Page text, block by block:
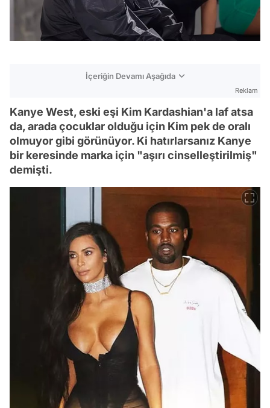
İçeriğin Devamı Aşağıda
Reklam
Kanye West, eski eşi Kim Kardashian'a laf atsa
da, arada çocuklar olduğu için Kim pek de oralı
olmuyor gibi görünüyor. Ki hatırlarsanız Kanye
bir keresinde marka için "aşırı cinselleştirilmiş"
demişti.